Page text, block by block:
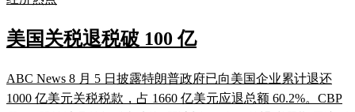
美国关税退税破 100 亿
ABC News 8 月 5 日披露特朗普政府已向美国企业累计退还
1000 亿美元关税税款，占 1660 亿美元应退总额 60.2%。CBP